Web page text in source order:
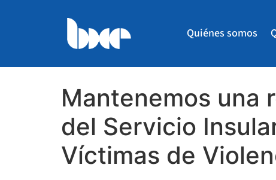
Quiénes somos
Mantenemos una
del Servicio
Víctimas de